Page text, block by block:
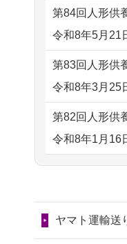
栃木県の方か
2026/07/31
東京都の方か
2026/07/31
京都市の方か
2026/07/31
埼玉県の方か
墨田区の方か
が...
達を、ちゃん
2026/07/10家
で。
が？
供養・処分し
お雛様とお内
2024/01/13供
供養祭までお
てるのですか
が、きちんと
るのですか？
第84回人形供
令和8年5月21
第83回人形供
令和8年3月25
第82回人形供
令和8年1月16
第81回人形
第80回人形
ヤマト運輸送